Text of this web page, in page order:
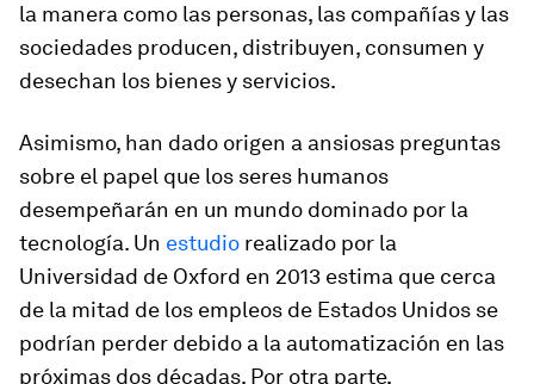
la manera como las personas, las compañías y las
sociedades producen, distribuyen, consumen y
desechan los bienes y servicios.
Asimismo, han dado origen a ansiosas preguntas
sobre el papel que los seres humanos
desempeñarán en un mundo dominado por la
tecnología. Un estudio realizado por la
Universidad de Oxford en 2013 estima que cerca
de la mitad de los empleos de Estados Unidos se
podrían perder debido a la automatización en las
próximas dos décadas. Por otra parte,